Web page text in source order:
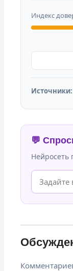
Индекс
Источники:
💬
Нейросеть